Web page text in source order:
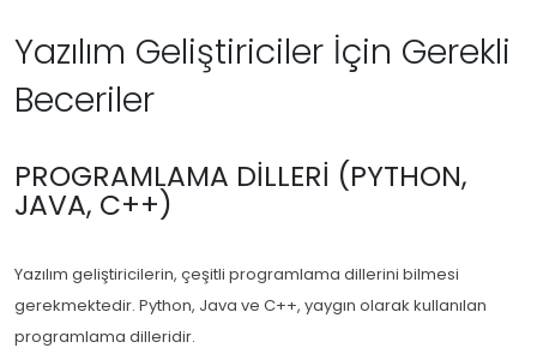
Yazılım Geliştiriciler İçin Gerekli
Beceriler
PROGRAMLAMA DILLERI (PYTHON,
JAVA, C++)
Yazılım geliştiricilerin, çeşitli programlama dillerini bilmesi
gerekmektedir. Python, Java ve C++, yaygın olarak kullanılan
programlama dilleridir.